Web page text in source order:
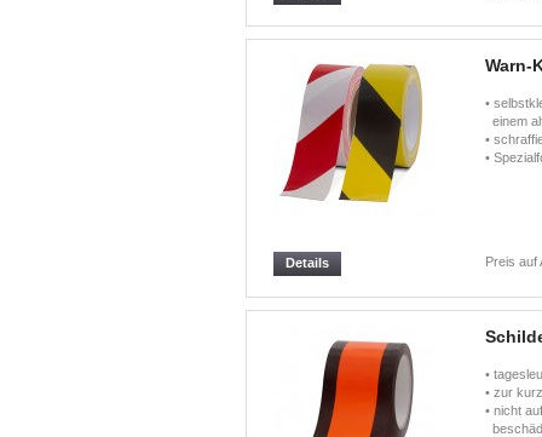
Warn-
•
einem
•
•
Preis auf
Details
•
• zur
• nicht